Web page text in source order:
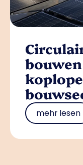
mehr lesen